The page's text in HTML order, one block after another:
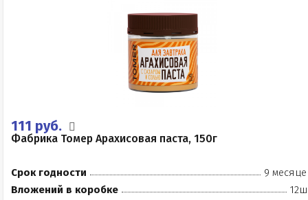
111 руб.
Фабрика Томер Арахисовая паста, 150г
Срок годности
9
Вложений в коробке